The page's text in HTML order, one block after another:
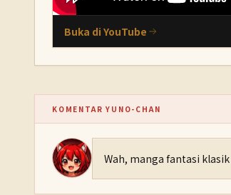
Buka di YouTube
KOMENTAR YUNO-CHAN
Wah, manga fantasi